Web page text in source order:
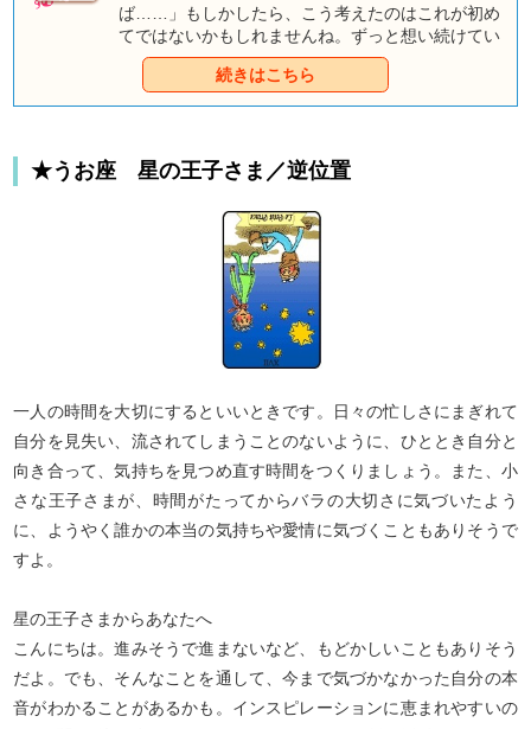
ば……」もしかしたら、こう考えたのはこれが初め
てではないかもしれませんね。ずっと想い続けてい
るのに、ちっとも変らない「あの人」との関係に、
あなたの心もすっかり疲れてしまっているようで
す。片想いにサヨナラするために勇気を出して告白
話タロットに相談してみませんか？ 童話に登場す
役買ってくれるはずです。
続きはこちら
★うお座 星の王子さま／逆位置
一人の時間を大切にするといいときです。日々の忙しさにまぎれて
自分を見失い、流されてしまうことのないように、ひととき自分と
向き合って、気持ちを見つめ直す時間をつくりましょう。また、小
さな王子さまが、時間がたってからバラの大切さに気づいたよう
に、ようやく誰かの本当の気持ちや愛情に気づくこともありそうで
すよ。
星の王子さまからあなたへ
こんにちは。進みそうで進まないなど、もどかしいこともありそう
だよ。でも、そんなことを通して、今まで気づかなかった自分の本
音がわかることがあるかも。インスピレーションに恵まれやすいの